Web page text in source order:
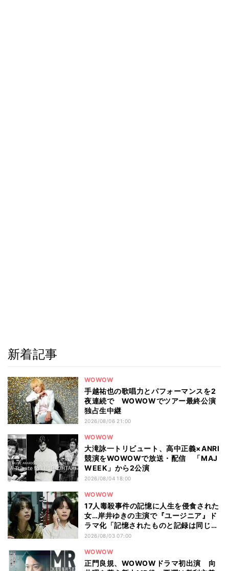
新着記事
WOWOW
手越祐也の歌唱力とパフォーマンスを2
夜連続で WOWOWでツアー最終公演
独占生中継
2026/08/06 21:00
WOWOW
大滝詠一トリビュート、高中正義×ANRI
競演をWOWOWで放送・配信 「MAJ
WEEK」から2公演
2026/08/04 18:00
WOWOW
17人毒殺事件の記憶に人生を侵食された
女…岸井ゆきの主演で『ユージニア』ド
ラマ化「記憶されたものと記録は同じも
のではない」
2026/08/03 07:00
WOWOW
正門良規、WOWOWドラマ初出演 向